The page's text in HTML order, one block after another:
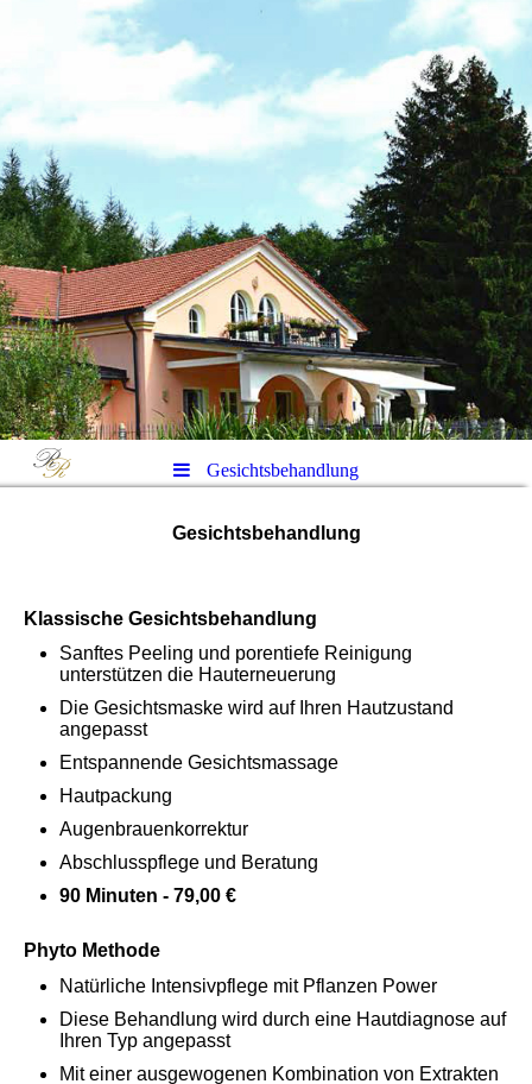
Gesichtsbehandlung
Gesichtsbehandlung
Klassische Gesichtsbehandlung
Sanftes Peeling und porentiefe Reinigung
unterstützen die Hauterneuerung
Die Gesichtsmaske wird auf Ihren Hautzustand
angepasst
Entspannende Gesichtsmassage
Hautpackung
Augenbrauenkorrektur
Abschlusspflege und Beratung
90 Minuten - 79,00 €
Phyto Methode
Natürliche Intensivpflege mit Pflanzen Power
Diese Behandlung wird durch eine Hautdiagnose auf
Ihren Typ angepasst
Mit einer ausgewogenen Kombination von Extrakten